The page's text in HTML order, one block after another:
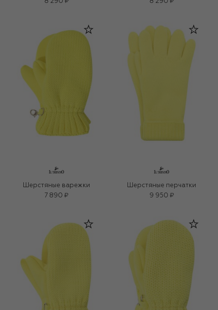
8 290 ₽
8 290 ₽
Шерстяные варежки
7 890 ₽
Шерстяные перчатки
9 950 ₽